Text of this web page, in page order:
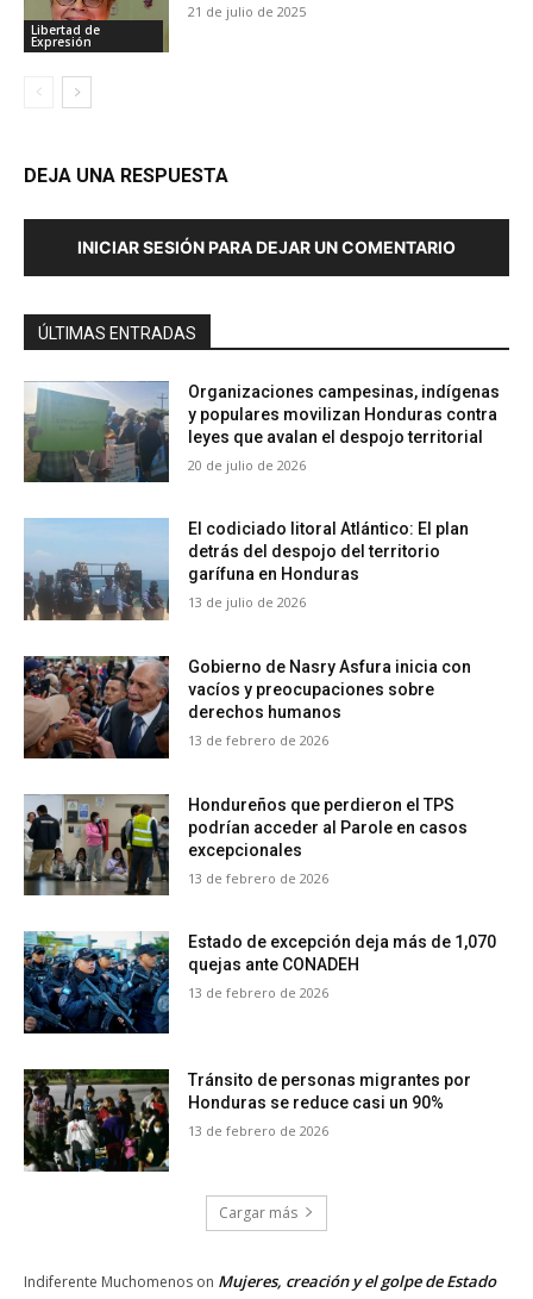
Libertad de
Expresión
21 de julio de 2025
DEJA UNA RESPUESTA
INICIAR SESIÓN PARA DEJAR UN COMENTARIO
ÚLTIMAS ENTRADAS
Organizaciones campesinas, indígenas
y populares movilizan Honduras contra
leyes que avalan el despojo territorial
20 de julio de 2026
El codiciado litoral Atlántico: El plan
detrás del despojo del territorio
garífuna en Honduras
13 de julio de 2026
Gobierno de Nasry Asfura inicia con
vacíos y preocupaciones sobre
derechos humanos
13 de febrero de 2026
Hondureños que perdieron el TPS
podrían acceder al Parole en casos
excepcionales
13 de febrero de 2026
Estado de excepción deja más de 1,070
quejas ante CONADEH
13 de febrero de 2026
Tránsito de personas migrantes por
Honduras se reduce casi un 90%
13 de febrero de 2026
Cargar más
Indiferente Muchomenos on Mujeres, creación y el golpe de Estado